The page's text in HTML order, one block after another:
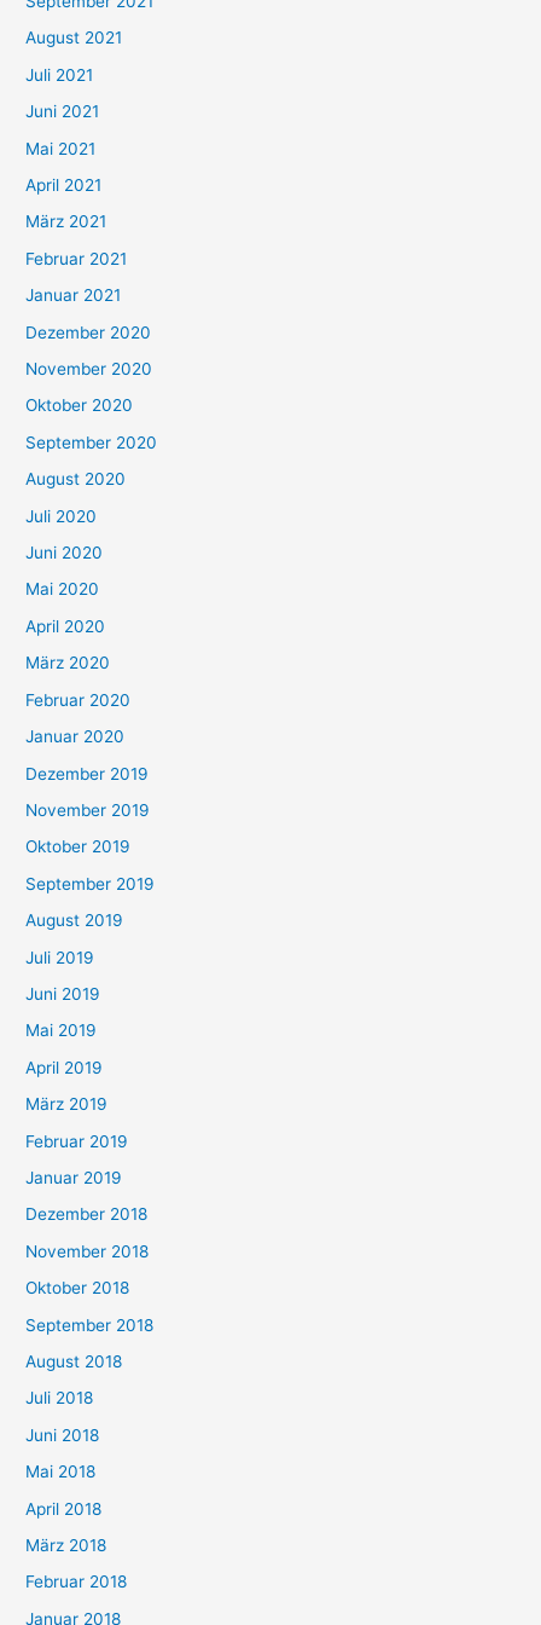
n
n
a
c
h
:
August 2021
Juli 2021
Juni 2021
Mai 2021
April 2021
März 2021
Februar 2021
Januar 2021
Dezember 2020
November 2020
Oktober 2020
September 2020
August 2020
Juli 2020
Juni 2020
Mai 2020
April 2020
März 2020
Februar 2020
Januar 2020
Dezember 2019
November 2019
Oktober 2019
September 2019
August 2019
Juli 2019
Juni 2019
Mai 2019
April 2019
März 2019
Februar 2019
Januar 2019
Dezember 2018
November 2018
Oktober 2018
September 2018
August 2018
Juli 2018
Juni 2018
Mai 2018
April 2018
März 2018
Februar 2018
Januar 2018